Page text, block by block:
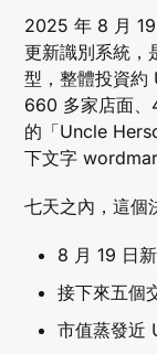
2025 年 8 月
更新識別系統，
型，整體投資
660 多家店面
的「Uncle
下文字
七天之內，這個
8 月 19 日
接下來五個
市值蒸發近